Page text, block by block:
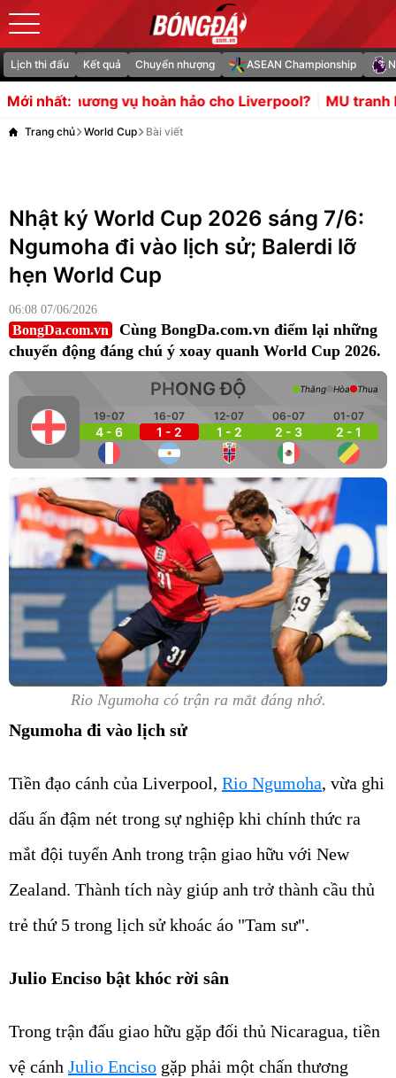
Lịch thi đấu Kết quả Chuyển nhượng ASEAN Championship
Mới nhất:vụ hoàn hảo cho Liverpool? MU tranh Endrick
Trang chủ World Cup Bài viết
Nhật ký World Cup 2026 sáng 7/6:
Ngumoha đi vào lịch sử; Balerdi lỡ
hẹn World Cup
06:08 07/06/2026
BongDa.com.vn
Cùng BongDa.com.vn điểm lại những
chuyển động đáng chú ý xoay quanh World Cup 2026.
PHONG ĐỘ
19-07
4 - 6
16-07
1 - 2
12-07
1 - 2
06-07
2 - 3
01-07
2 - 1
Thắng Hòa Thua
Rio Ngumoha có trận ra mắt đáng nhớ.
Ngumoha đi vào lịch sử
Tiền đạo cánh của Liverpool, Rio Ngumoha, vừa ghi
dấu ấn đậm nét trong sự nghiệp khi chính thức ra
mắt đội tuyển Anh trong trận giao hữu với New
Zealand. Thành tích này giúp anh trở thành cầu thủ
trẻ thứ 5 trong lịch sử khoác áo "Tam sư".
Julio Enciso bật khóc rời sân
Trong trận đấu giao hữu gặp đối thủ Nicaragua, tiền
vệ cánh Julio Enciso gặp phải một chấn thương